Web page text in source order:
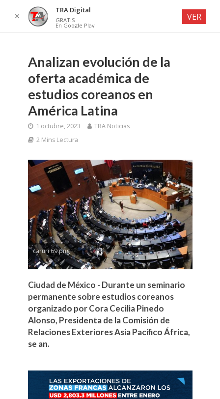
Analizan evolución de la
oferta académica de
estudios coreanos en
América Latina
1 octubre, 2023
TRA Noticias
2 Mins Lectura
caruri 69.png
Ciudad de México - Durante un seminario
permanente sobre estudios coreanos
organizado por Cora Cecilia Pinedo
Alonso, Presidenta de la Comisión de
Relaciones Exteriores Asia Pacífico África,
se an.
✕
TRA Digital
GRATIS
En Google Play
VER